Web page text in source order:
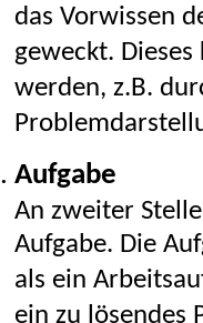
das Vorwissen
geweckt.
werden, z.B.
Aufgabe
An zweiter
Aufgabe. Die
als ein